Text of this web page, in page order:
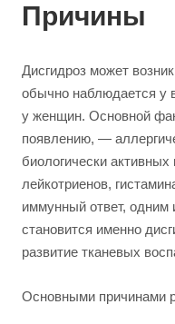
Причины
Дисгидроз может
обычно наблюдается у
у женщин. Основной
появлению, —
биологически
лейкотриенов,
иммунный ответ, одним
становится именно
развитие тканевых
Основными причинами